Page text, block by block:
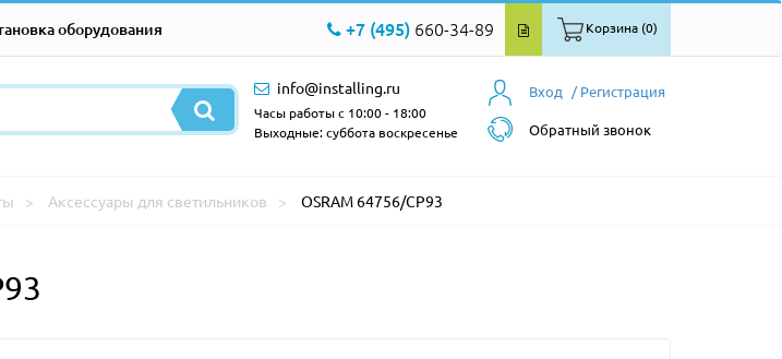
оборудования +7 (495) 660-34-89 Корзина (0)
Вход / Регистрация
Обратный звонок
info@installing.ru
Часы работы с 10:00 - 18:00
Выходные: суббота воскресенье
Аксессуары для светильников OSRAM 64756/CP93